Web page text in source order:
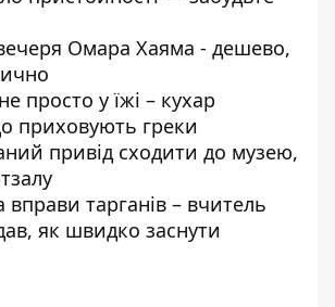
Омара Хаяма - дешево,
просто у їжі – кухар
приховують греки
привід сходити до музею,
вправи тарганів – вчитель
як швидко заснути